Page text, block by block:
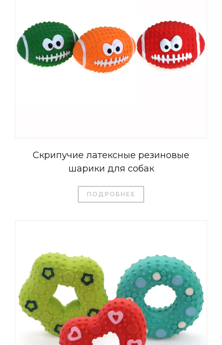
Скрипучие латексные резиновые
шарики для собак
ПОДРОБНЕЕ